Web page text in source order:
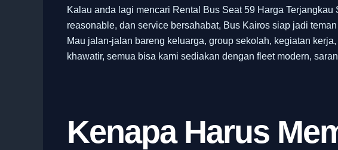
Kalau anda lagi mencari Rental Bus Seat 59 Harga Terjangkau
reasonable, dan service bersahabat, Bus Kairos siap jadi
Mau jalan-jalan bareng keluarga, group sekolah, kegiatan
khawatir, semua bisa kami sediakan dengan fleet modern,
Kenapa Harus